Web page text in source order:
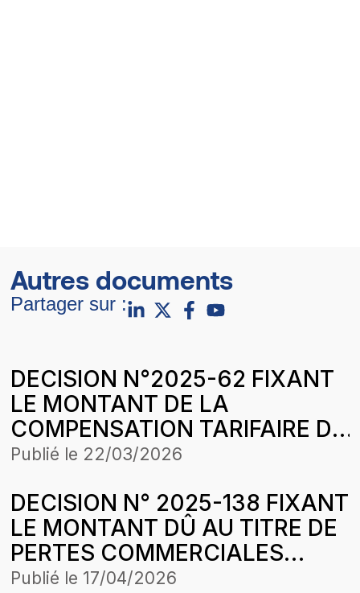
Autres documents
Partager sur :
DECISION N°2025-62 FIXANT
LE MONTANT DE LA
COMPENSATION TARIFAIRE DU
MOIS D’AVRIL 2025 DE
CONCESSION LOUGA-
LINGUEREKEBEMER DANS LE
CADRE DE L’HARMONISATION
DES TARIFS
Publié le 22/03/2026
DECISION N° 2025-138 FIXANT
LE MONTANT DÛ AU TITRE DE
PERTES COMMERCIALES
SUBIES PAR LA SOCIETE
Publié le 17/04/2026